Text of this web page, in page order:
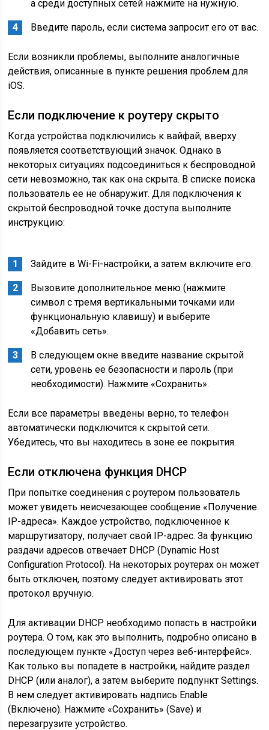
а среди доступных сетей нажмите на нужную.
Введите пароль, если система запросит его от вас.
Если возникли проблемы, выполните аналогичные
действия, описанные в пункте решения проблем для
iOS.
Если подключение к роутеру скрыто
Когда устройства подключились к вайфай, вверху
появляется соответствующий значок. Однако в
некоторых ситуациях подсоединиться к беспроводной
сети невозможно, так как она скрыта. В списке поиска
пользователь ее не обнаружит. Для подключения к
скрытой беспроводной точке доступа выполните
инструкцию:
Зайдите в Wi-Fi-настройки, а затем включите его.
Вызовите дополнительное меню (нажмите
символ с тремя вертикальными точками или
функциональную клавишу) и выберите
«Добавить сеть».
В следующем окне введите название скрытой
сети, уровень ее безопасности и пароль (при
необходимости). Нажмите «Сохранить».
Если все параметры введены верно, то телефон
автоматически подключится к скрытой сети.
Убедитесь, что вы находитесь в зоне ее покрытия.
Если отключена функция DHCP
При попытке соединения с роутером пользователь
может увидеть неисчезающее сообщение «Получение
IP-адреса». Каждое устройство, подключенное к
маршрутизатору, получает свой IP-адрес. За функцию
раздачи адресов отвечает DHCP (Dynamic Host
Configuration Protocol). На некоторых роутерах он может
быть отключен, поэтому следует активировать этот
протокол вручную.
Для активации DHCP необходимо попасть в настройки
роутера. О том, как это выполнить, подробно описано в
последующем пункте «Доступ через веб-интерфейс».
Как только вы попадете в настройки, найдите раздел
DHCP (или аналог), а затем выберите подпункт Settings.
В нем следует активировать надпись Enable
(Включено). Нажмите «Сохранить» (Save) и
перезагрузите устройство.